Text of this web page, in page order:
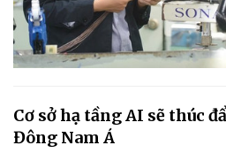
Cơ sở hạ tầng AI sẽ thúc
Đông Nam Á